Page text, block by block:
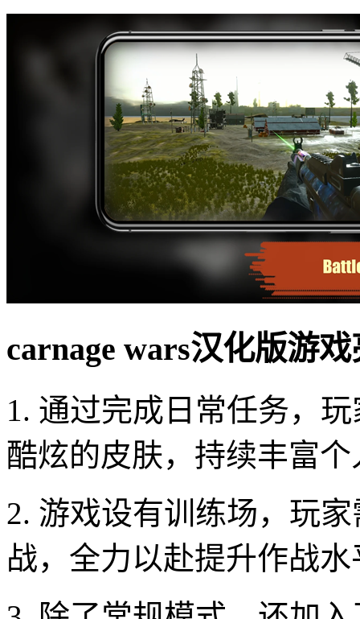
carnage wars汉化版游
1. 通过完成日常任务，
酷炫的皮肤，持续丰富
2. 游戏设有训练场，玩
战，全力以赴提升作战水